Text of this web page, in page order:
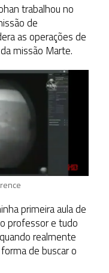
trabalhou no
de
as operações de
missão Marte.
primeira aula de
professor e tudo
realmente
de buscar o